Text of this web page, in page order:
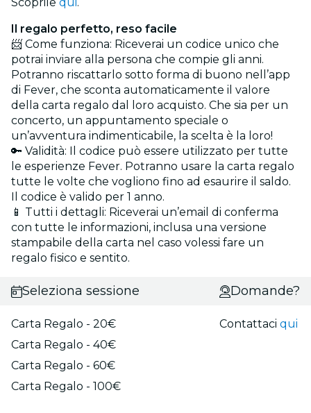
Scoprile qui .
Il regalo perfetto, reso facile
📨 Come funziona: Riceverai un codice unico che
potrai inviare alla persona che compie gli anni.
Potranno riscattarlo sotto forma di buono nell’app
di Fever, che sconta automaticamente il valore
della carta regalo dal loro acquisto. Che sia per un
concerto, un appuntamento speciale o
un’avventura indimenticabile, la scelta è la loro!
🔑 Validità: Il codice può essere utilizzato per tutte
le esperienze Fever. Potranno usare la carta regalo
tutte le volte che vogliono fino ad esaurire il saldo.
Il codice è valido per 1 anno.
📱 Tutti i dettagli: Riceverai un’email di conferma
con tutte le informazioni, inclusa una versione
stampabile della carta nel caso volessi fare un
regalo fisico e sentito.
Seleziona sessione
Carta Regalo - 20€
Carta Regalo - 40€
Carta Regalo - 60€
Carta Regalo - 100€
Domande?
Contattaciqui